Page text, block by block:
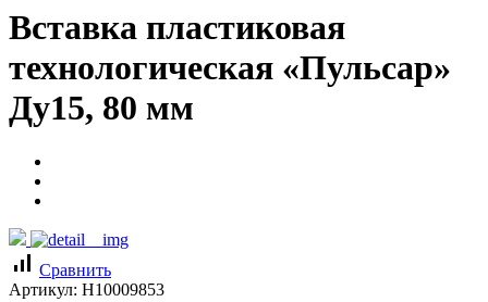
Вставка пластиковая
технологическая «Пульсар»
Ду15, 80 мм
signal_cellular_alt Сравнить
Артикул: Н10009853